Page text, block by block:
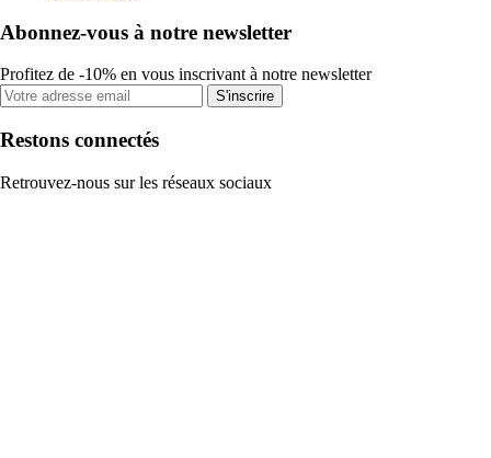
Abonnez-vous à notre newsletter
Profitez de -10% en vous inscrivant à notre newsletter
S'inscrire
Restons connectés
Retrouvez-nous sur les réseaux sociaux